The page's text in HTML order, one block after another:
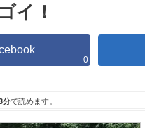
イ！
0
分で読めます。